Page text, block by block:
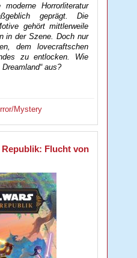
Horrorliteratur
geprägt. Die
gehört mittlerweile
in der Szene. Doch nur
dem lovecraftschen
zu entlocken. Wie
aus?
Mystery
Republik: Flucht von